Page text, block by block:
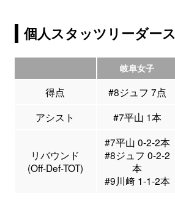
個人スタッツリーダース
岐阜女子
得点 #8ジュフ 7点
アシスト
#7平山 1本
リバウンド
(Off-Def-TOT)
#7平山 0-2-2本
#8ジュフ 0-2-2
本
#9川﨑 1-1-2本